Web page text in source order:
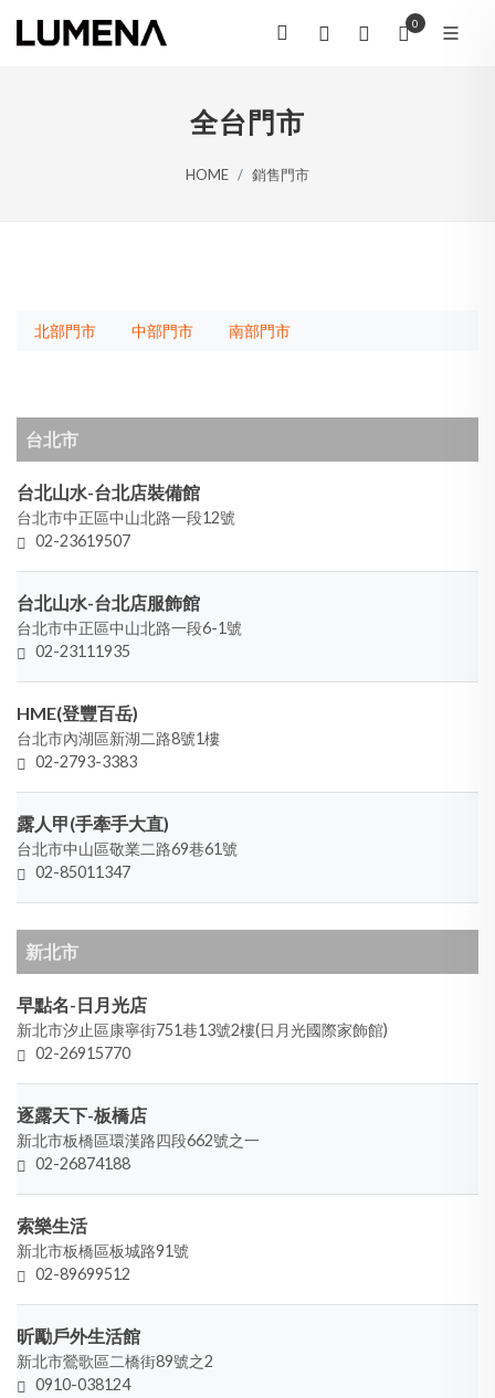
0
全台門市
HOME 銷售門市
北部門市 中部門市 南部門市
台北市
台北山水-台北店裝備館
台北市中正區中山北路一段12號
02-23619507
台北山水-台北店服飾館
台北市中正區中山北路一段6-1號
02-23111935
HME(登豐百岳)
台北市內湖區新湖二路8號1樓
02-2793-3383
露人甲(手牽手大直)
台北市中山區敬業二路69巷61號
02-85011347
新北市
早點名-日月光店
新北市汐止區康寧街751巷13號2樓(日月光國際家飾館)
02-26915770
逐露天下-板橋店
新北市板橋區環漢路四段662號之一
02-26874188
索樂生活
新北市板橋區板城路91號
02-89699512
昕勵戶外生活館
新北市鶯歌區二橋街89號之2
0910-038124